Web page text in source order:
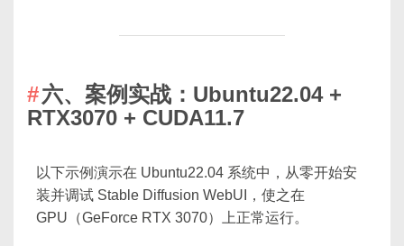
六、案例实战：Ubuntu22.04 +
RTX3070 + CUDA11.7
以下示例演示在 Ubuntu22.04 系统中，从零开始安
装并调试 Stable Diffusion WebUI，使之在
GPU（GeForce RTX 3070）上正常运行。